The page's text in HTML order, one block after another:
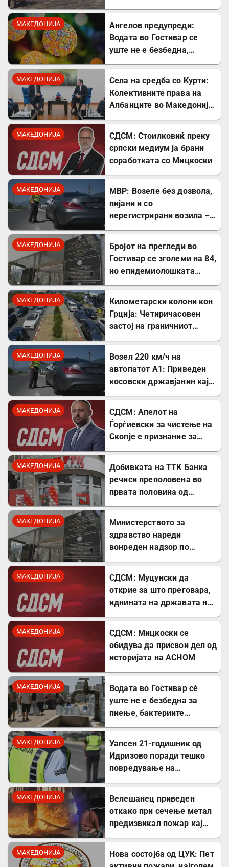
МАКЕДОНИЈА
Ангелов предупреди:
Водата во Гостивар се
уште не е безбедна,
МАКЕДОНИЈА
Села на средба со Курти:
Колективните права на
Албанците во Македонија
МАКЕДОНИЈА
СДСМ: Стоилковиќ преку
српски медиум ја брани
соработката со Мицкоски
МАКЕДОНИЈА
МВР: Возеле без дозвола,
пијани и со
нерегистрирани возила –
МАКЕДОНИЈА
Бројот на прегледи во
Гостивар се зголеми на 84,
но епидемиолошката
МАКЕДОНИЈА
Километарски колони кон
Грција: Четиричасовен
застој на граничниот
МАКЕДОНИЈА
Возел 220 км/ч на
автопатот А1: Приведен
косовски државјанин кај
МАКЕДОНИЈА
СДСМ: Апелот на
Ѓорѓиевски за чистење на
Скопје е признание за
МАКЕДОНИЈА
Добивката на ТТК Банка
речиси преполовена во
првата половина од
МАКЕДОНИЈА
Министерството за
здравство нареди
вонреден надзор по
парализирана
МАКЕДОНИЈА
СДСМ: Муцунски да
открие за што преговара,
иднината на државата не
МАКЕДОНИЈА
СДСМ: Мицкоски се
обидува да присвои дел од
историјата на АСНОМ
МАКЕДОНИЈА
Водата во Гостивар сè
уште не е безбедна за
пиење, бактериите
МАКЕДОНИЈА
Уапсен 21-годишник од
Идризово поради тешко
повредување на
МАКЕДОНИЈА
Велешанец приведен
откако при сечење метал
предизвикал пожар кај
МАКЕДОНИЈА
Нова состојба од ЦУК: Пет